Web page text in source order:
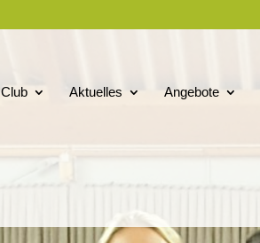
Club Aktuelles Angebote